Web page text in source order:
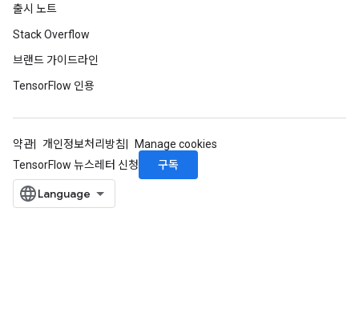
출시 노트
Stack Overflow
브랜드 가이드라인
TensorFlow 인용
약관 개인정보처리방침
Manage cookies
TensorFlow 뉴스레터 신청
구독